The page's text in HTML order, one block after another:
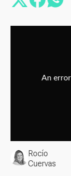
Rocío
Cuervas